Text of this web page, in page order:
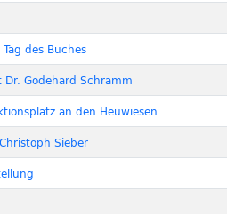
des Buches
Godehard Schramm
an den Heuwiesen
Sieber